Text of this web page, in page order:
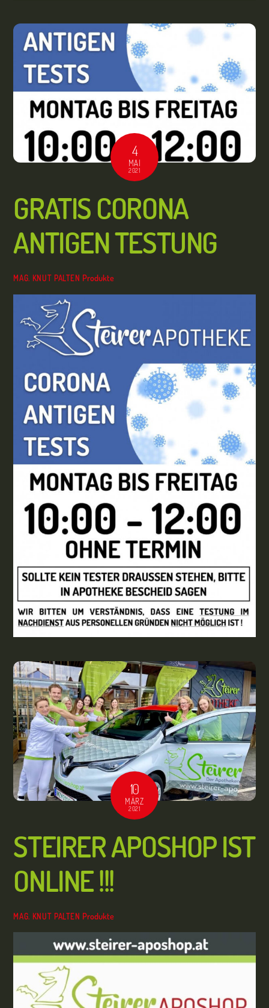
4
MAI
2021
GRATIS CORONA
ANTIGEN TESTUNG
MAG. KNUT PALTEN Produkte
10
MÄRZ
2021
STEIRER APOSHOP IST
ONLINE !!!
MAG. KNUT PALTEN Produkte